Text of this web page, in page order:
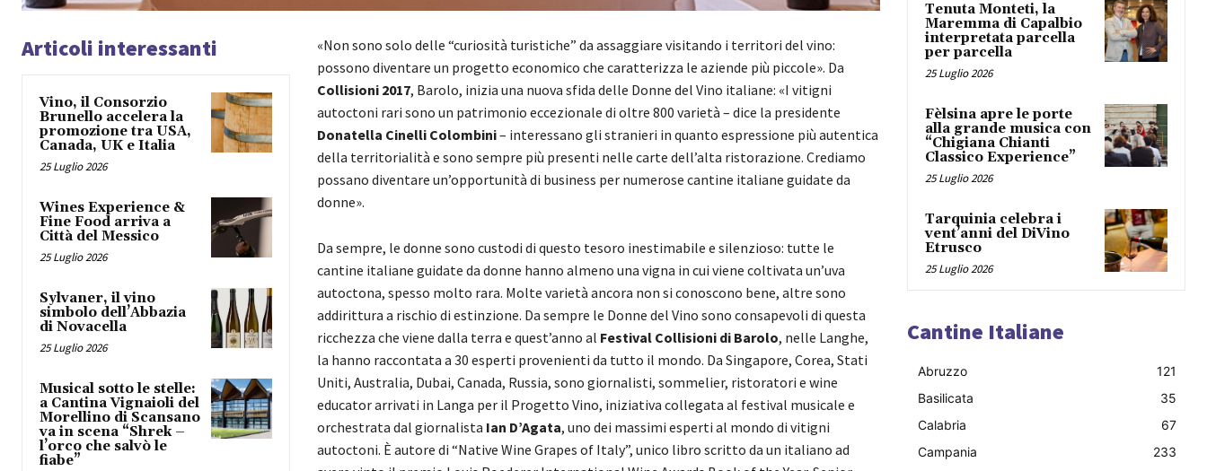
Articoli interessanti
Vino, il Consorzio
Brunello accelera la
promozione tra USA,
Canada, UK e Italia
25 Luglio 2026
Wines Experience &
Fine Food arriva a
Città del Messico
25 Luglio 2026
Sylvaner, il vino
simbolo dell’Abbazia
di Novacella
25 Luglio 2026
Musical sotto le stelle:
a Cantina Vignaioli del
Morellino di Scansano
va in scena “Shrek –
l’orco che salvò le
fiabe”
«Non sono solo delle “curiosità turistiche” da assaggiare visitando i territori del vino:
possono diventare un progetto economico che caratterizza le aziende più piccole». Da
Collisioni 2017, Barolo, inizia una nuova sfida delle Donne del Vino italiane: «I vitigni
autoctoni rari sono un patrimonio eccezionale di oltre 800 varietà – dice la presidente
Donatella Cinelli Colombini– interessano gli stranieri in quanto espressione più autentica
della territorialità e sono sempre più presenti nelle carte dell’alta ristorazione. Crediamo
possano diventare un’opportunità di business per numerose cantine italiane guidate da
donne».
Da sempre, le donne sono custodi di questo tesoro inestimabile e silenzioso: tutte le
cantine italiane guidate da donne hanno almeno una vigna in cui viene coltivata un’uva
autoctona, spesso molto rara. Molte varietà ancora non si conoscono bene, altre sono
addirittura a rischio di estinzione. Da sempre le Donne del Vino sono consapevoli di questa
ricchezza che viene dalla terra e quest’anno al Festival Collisioni di Barolo, nelle Langhe,
la hanno raccontata a 30 esperti provenienti da tutto il mondo. Da Singapore, Corea, Stati
Uniti, Australia, Dubai, Canada, Russia, sono giornalisti, sommelier, ristoratori e wine
educator arrivati in Langa per il Progetto Vino, iniziativa collegata al festival musicale e
orchestrata dal giornalista Ian D’Agata, uno dei massimi esperti al mondo di vitigni
autoctoni. È autore di “Native Wine Grapes of Italy”, unico libro scritto da un italiano ad
Tenuta Monteti, la
Maremma di Capalbio
interpretata parcella
per parcella
25 Luglio 2026
Fèlsina apre le porte
alla grande musica con
“Chigiana Chianti
Classico Experience”
25 Luglio 2026
Tarquinia celebra i
vent’anni del DiVino
Etrusco
25 Luglio 2026
Cantine Italiane
Abruzzo
121
Basilicata
35
Calabria
67
Campania
233